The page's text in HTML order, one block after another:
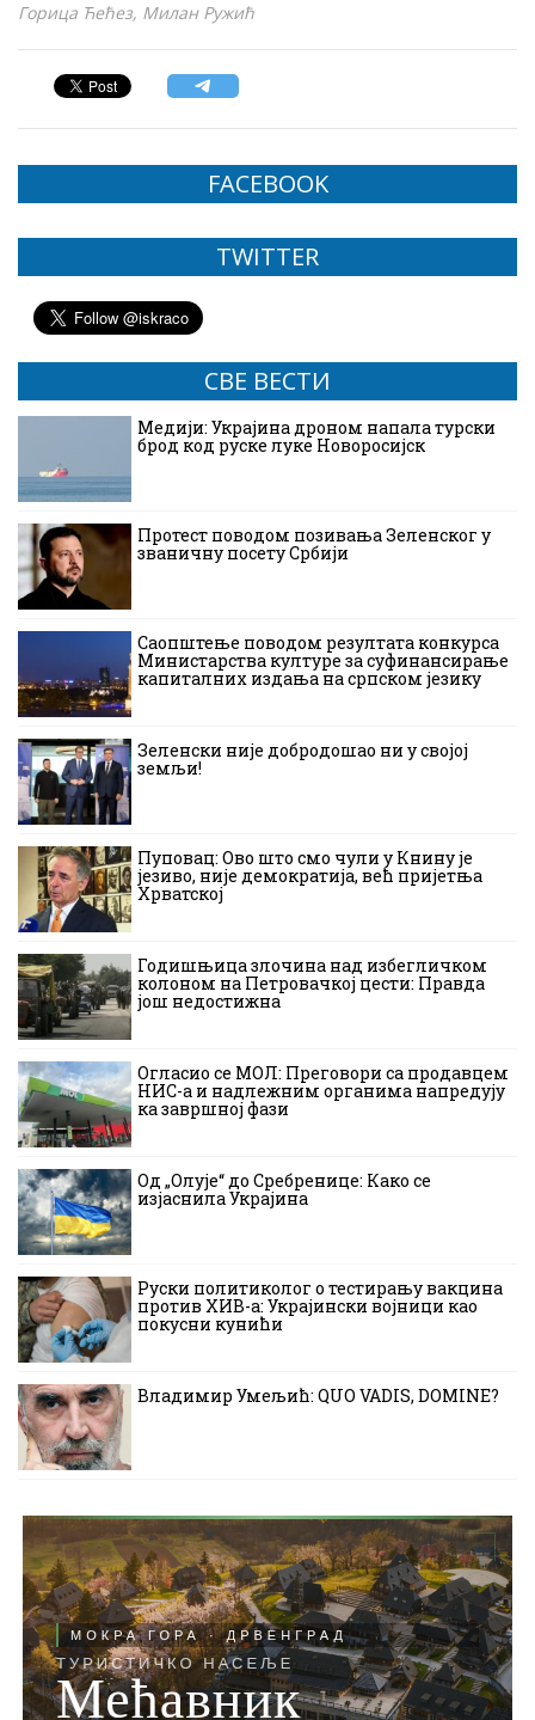
Горица Ћећез, Милан Ружић
FACEBOOK
TWITTER
СВЕ ВЕСТИ
Медији: Украјина дроном напала турски
брод код руске луке Новоросијск
Протест поводом позивања Зеленског у
званичну посету Србији
Саопштење поводом резултата конкурса
Министарства културе за суфинансирање
капиталних издања на српском језику
Зеленски није добродошао ни у својој
земљи!
Пуповац: Ово што смо чули у Книну је
језиво, није демократија, већ пријетња
Хрватској
Годишњица злочина над избегличком
колоном на Петровачкој цести: Правда
још недостижна
Огласио се МОЛ: Преговори са продавцем
НИС-а и надлежним органима напредују
ка завршној фази
Од „Олује“ до Сребренице: Како се
изјаснила Украјина
Руски политиколог о тестирању вакцина
против ХИВ-а: Украјински војници као
покусни кунићи
Владимир Умељић: QUO VADIS, DOMINE?